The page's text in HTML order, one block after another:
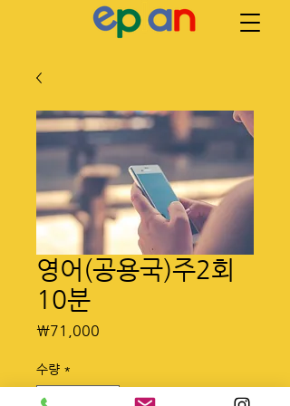
영어(공용국)주2회
10분
₩71,000
수량 *